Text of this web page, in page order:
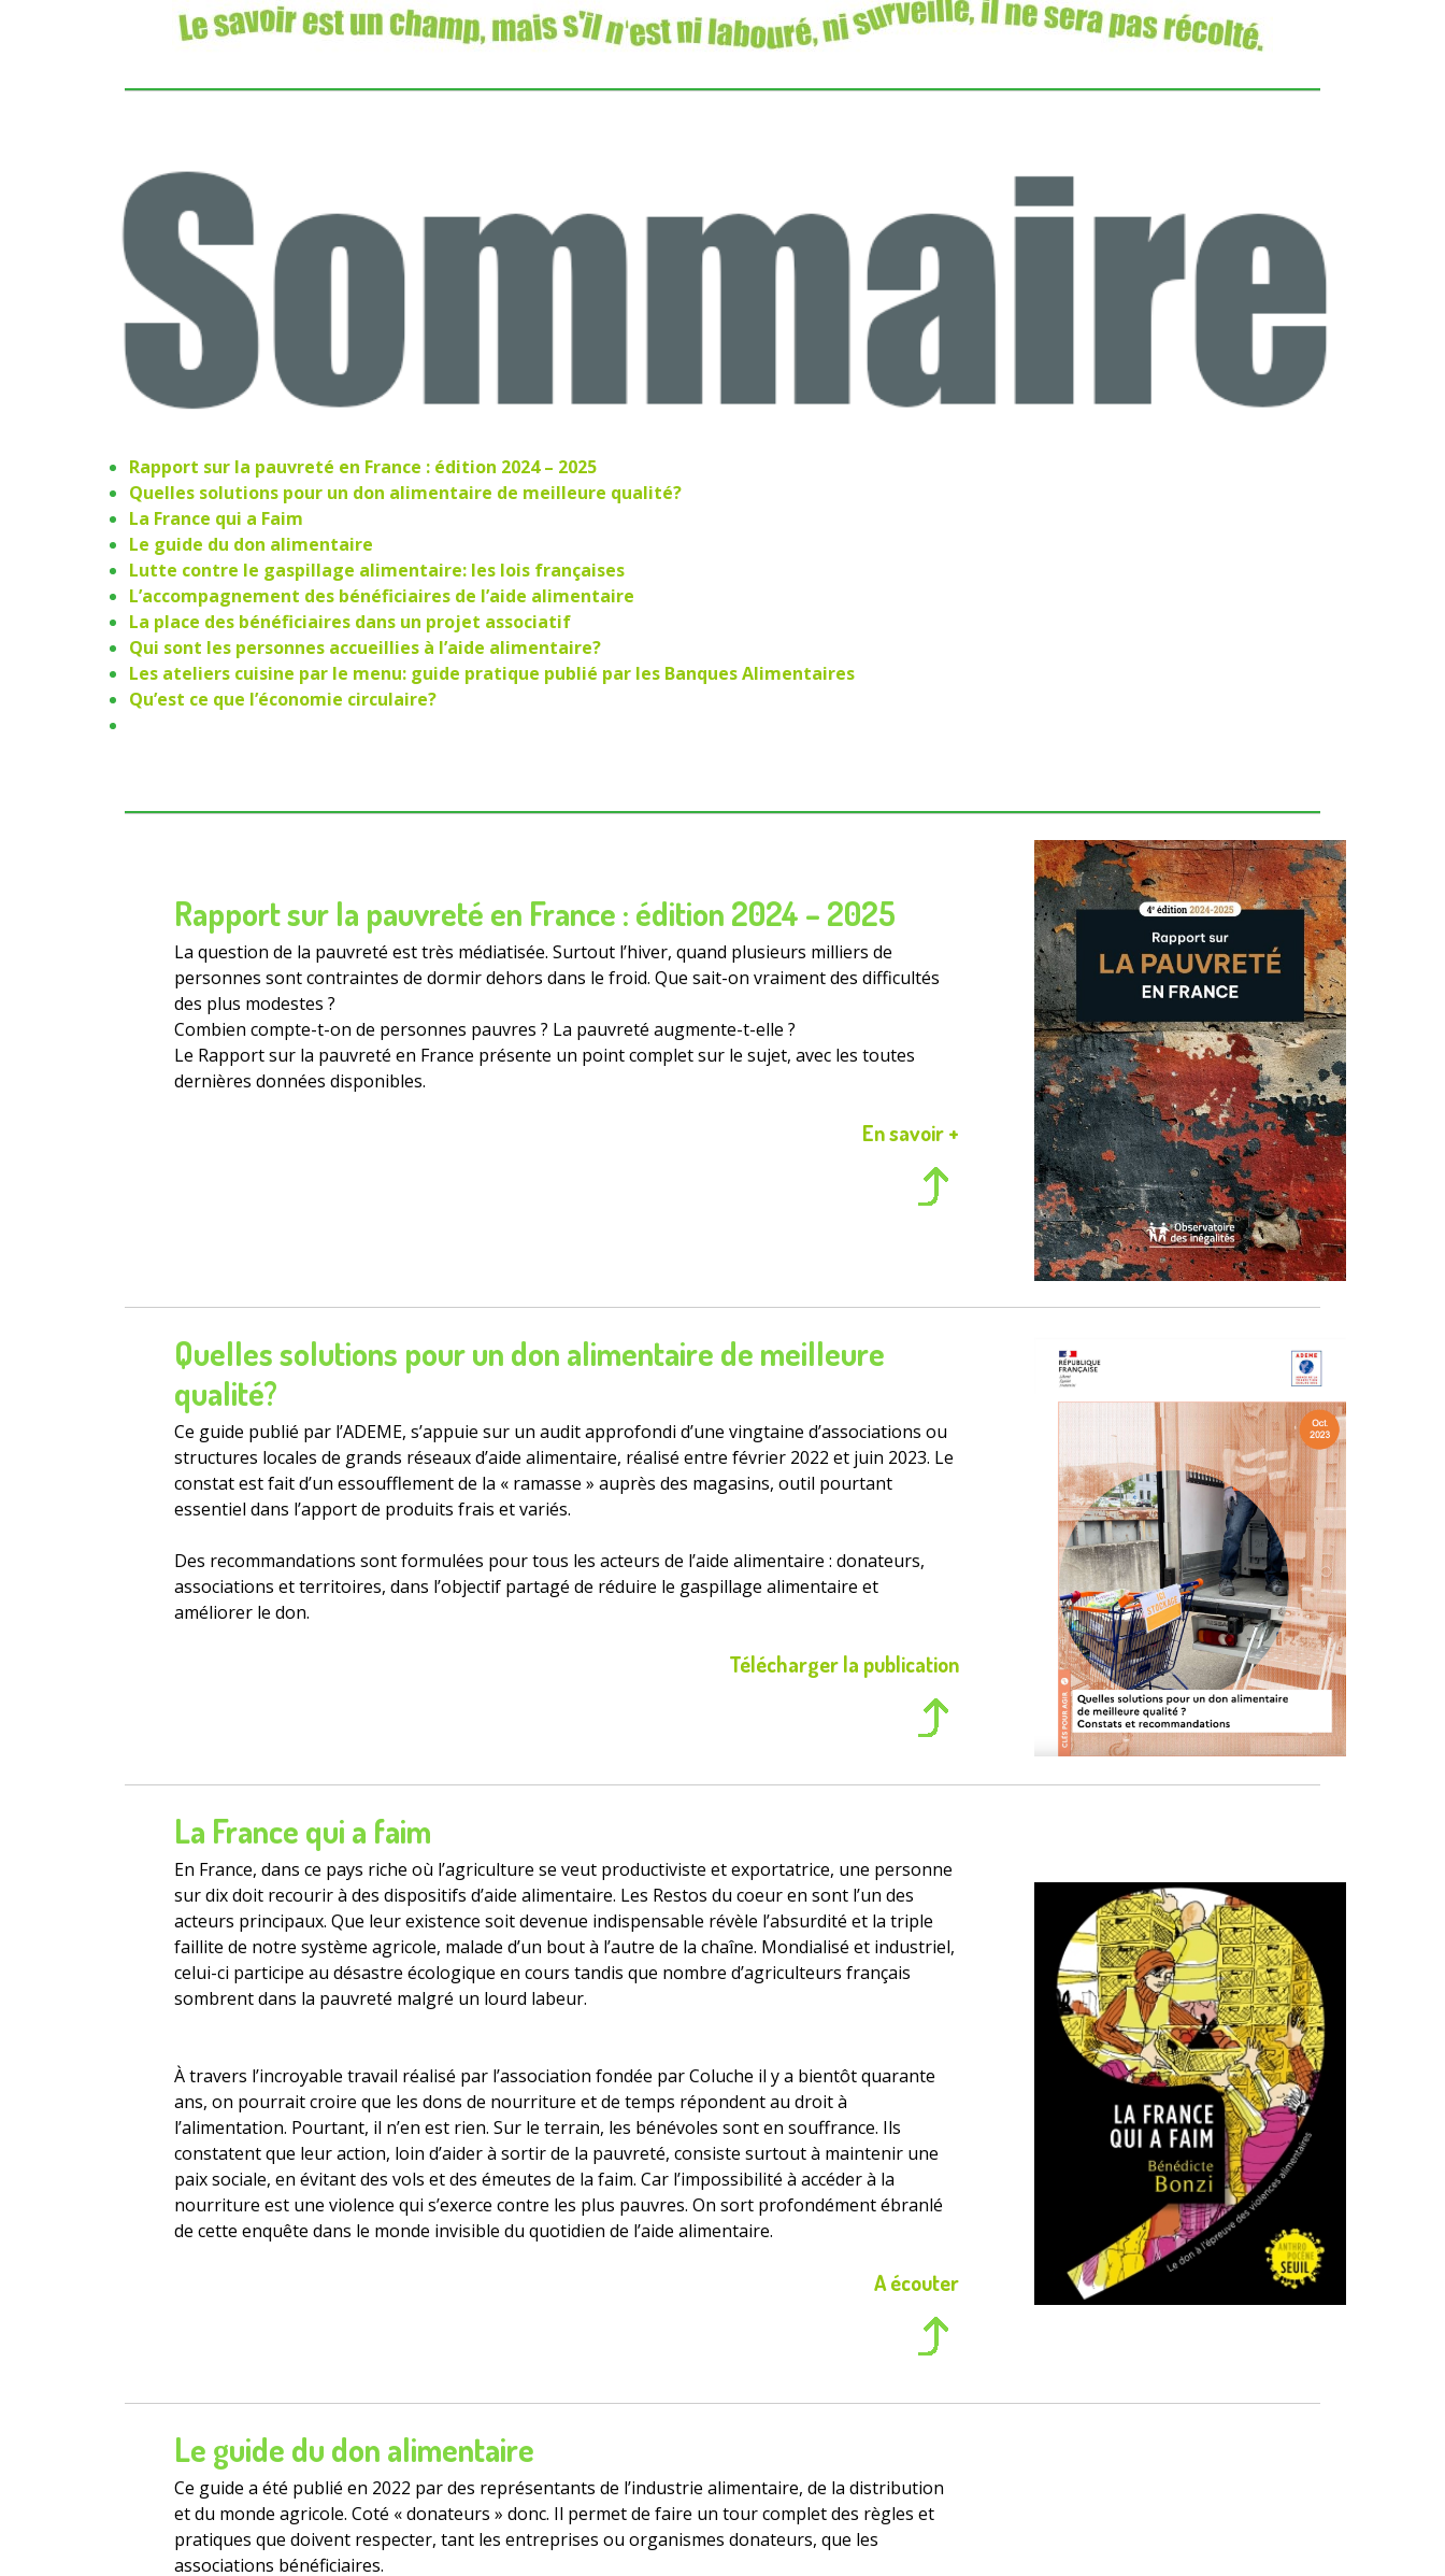
Rapport sur la pauvreté en France : édition 2024 – 2025
Quelles solutions pour un don alimentaire de meilleure qualité?
La France qui a Faim
Le guide du don alimentaire
Lutte contre le gaspillage alimentaire: les lois françaises
L’accompagnement des bénéficiaires de l’aide alimentaire
La place des bénéficiaires dans un projet associatif
Qui sont les personnes accueillies à l’aide alimentaire?
Les ateliers cuisine par le menu: guide pratique publié par les Banques Alimentaires
Qu’est ce que l’économie circulaire?
Rapport sur la pauvreté en France : édition 2024 – 2025
La question de la pauvreté est très médiatisée. Surtout l’hiver, quand plusieurs milliers de
personnes sont contraintes de dormir dehors dans le froid. Que sait-on vraiment des difficultés
des plus modestes ?
Combien compte-t-on de personnes pauvres ? La pauvreté augmente-t-elle ?
Le Rapport sur la pauvreté en France présente un point complet sur le sujet, avec les toutes
dernières données disponibles.
En savoir +
Quelles solutions pour un don alimentaire de meilleure
qualité?
Ce guide publié par l’ADEME, s’appuie sur un audit approfondi d’une vingtaine d’associations ou
structures locales de grands réseaux d’aide alimentaire, réalisé entre février 2022 et juin 2023. Le
constat est fait d’un essoufflement de la « ramasse » auprès des magasins, outil pourtant
essentiel dans l’apport de produits frais et variés.
Des recommandations sont formulées pour tous les acteurs de l’aide alimentaire : donateurs,
associations et territoires, dans l’objectif partagé de réduire le gaspillage alimentaire et
améliorer le don.
Télécharger la publication
La France qui a faim
En France, dans ce pays riche où l’agriculture se veut productiviste et exportatrice, une personne
sur dix doit recourir à des dispositifs d’aide alimentaire. Les Restos du coeur en sont l’un des
acteurs principaux. Que leur existence soit devenue indispensable révèle l’absurdité et la triple
faillite de notre système agricole, malade d’un bout à l’autre de la chaîne. Mondialisé et industriel,
celui-ci participe au désastre écologique en cours tandis que nombre d’agriculteurs français
sombrent dans la pauvreté malgré un lourd labeur.
À travers l’incroyable travail réalisé par l’association fondée par Coluche il y a bientôt quarante
ans, on pourrait croire que les dons de nourriture et de temps répondent au droit à
l’alimentation. Pourtant, il n’en est rien. Sur le terrain, les bénévoles sont en souffrance. Ils
constatent que leur action, loin d’aider à sortir de la pauvreté, consiste surtout à maintenir une
paix sociale, en évitant des vols et des émeutes de la faim. Car l’impossibilité à accéder à la
nourriture est une violence qui s’exerce contre les plus pauvres. On sort profondément ébranlé
de cette enquête dans le monde invisible du quotidien de l’aide alimentaire.
A écouter
Le guide du don alimentaire
Ce guide a été publié en 2022 par des représentants de l’industrie alimentaire, de la distribution
et du monde agricole. Coté « donateurs » donc. Il permet de faire un tour complet des règles et
pratiques que doivent respecter, tant les entreprises ou organismes donateurs, que les
associations bénéficiaires.